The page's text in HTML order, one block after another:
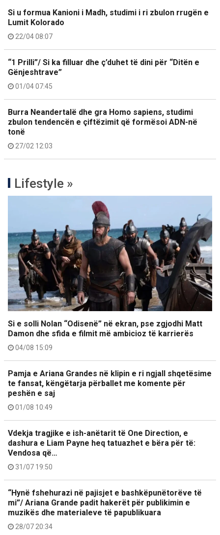
Si u formua Kanioni i Madh, studimi i ri zbulon rrugën e
Lumit Kolorado
22/04 08:07
“1 Prilli”/ Si ka filluar dhe ç’duhet të dini për “Ditën e
Gënjeshtrave”
01/04 07:45
Burra Neandertalë dhe gra Homo sapiens, studimi
zbulon tendencën e çiftëzimit që formësoi ADN-në
tonë
27/02 12:03
Lifestyle »
Si e solli Nolan “Odisenë” në ekran, pse zgjodhi Matt
Damon dhe sfida e filmit më ambicioz të karrierës
04/08 15:09
Pamja e Ariana Grandes në klipin e ri ngjall shqetësime
te fansat, këngëtarja përballet me komente për
peshën e saj
01/08 10:49
Vdekja tragjike e ish-anëtarit të One Direction, e
dashura e Liam Payne heq tatuazhet e bëra për të:
Vendosa që…
31/07 19:50
“Hynë fshehurazi në pajisjet e bashkëpunëtorëve të
mi”/ Ariana Grande padit hakerët për publikimin e
muzikës dhe materialeve të papublikuara
28/07 20:34